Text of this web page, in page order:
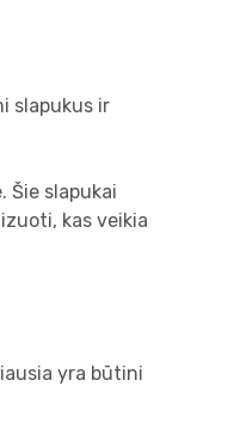
slapukus ir
Šie slapukai
kas veikia
yra būtini